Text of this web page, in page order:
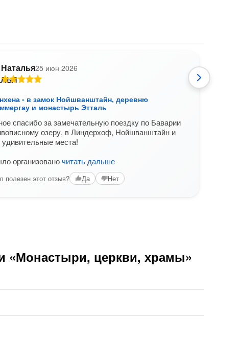
Наталья25 июн 2026
- в замок Нойшванштайн, деревню
и монастырь Этталь
спасибо за замечательную поездку по Баварии
озеру, в Линдерхоф, Нойшванштайн и
удивительные места!
организованочитать дальше
полезен этот отзыв? Да Нет
«Монастыри, церкви, храмы»